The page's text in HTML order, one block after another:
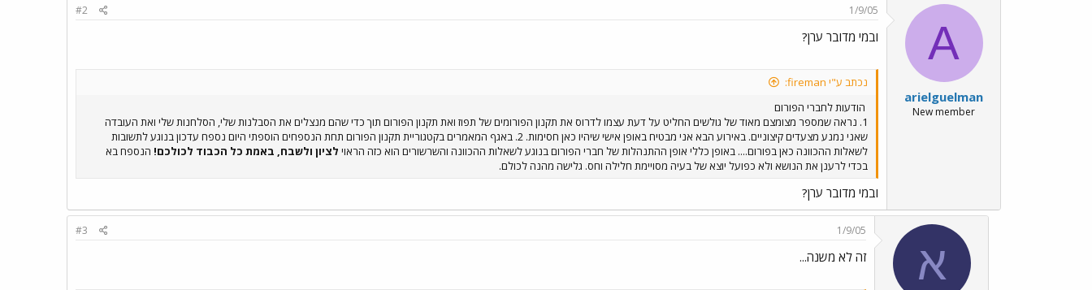
A
arielguelman
New member
1/9/05
#2
ובמי מדובר ערן?
נכתב ע"י fireman:
הודעות לחברי הפורום
1. נראה שמספר מצומצם מאוד של גולשים החליט על דעת עצמו לדרוס את תקנון הפורומים של תפוז ואת תקנון הפורום תוך כדי שהם מנצלים את הסבלנות שלי, הסלחנות שלי ואת העובדה
שאני נמנע מצעדים קיצוניים. באירוע הבא אני מבטיח באופן אישי שיהיו כאן חסימות. 2. באגף המאמרים בקטגוריית תקנון הפורום תחת הנספחים הוספתי היום נספח עדכון בנוגע לתשובות
לשאלות ההכוונה כאן בפורום.... באופן כללי אופן ההתנהלות של חברי הפורום בנוגע לשאלות ההכוונה והשרשורים הוא כזה הראוי לציון ולשבח, באמת כל הכבוד לכולכם! הנספח בא
בכדי לרענן את הנושא ולא כפועל יוצא של בעיה מסויימת חלילה וחס. גלישה מהנה לכולם.
ובמי מדובר ערן?
א
1/9/05
#3
זה לא משנה...